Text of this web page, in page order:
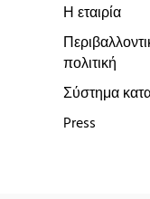
Η εταιρία
πολιτική
Σύστημα
Press